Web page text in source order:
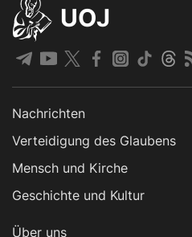
UOJ
Nachrichten
Verteidigung des Glaubens
Mensch und Kirche
Geschichte und Kultur
Über uns